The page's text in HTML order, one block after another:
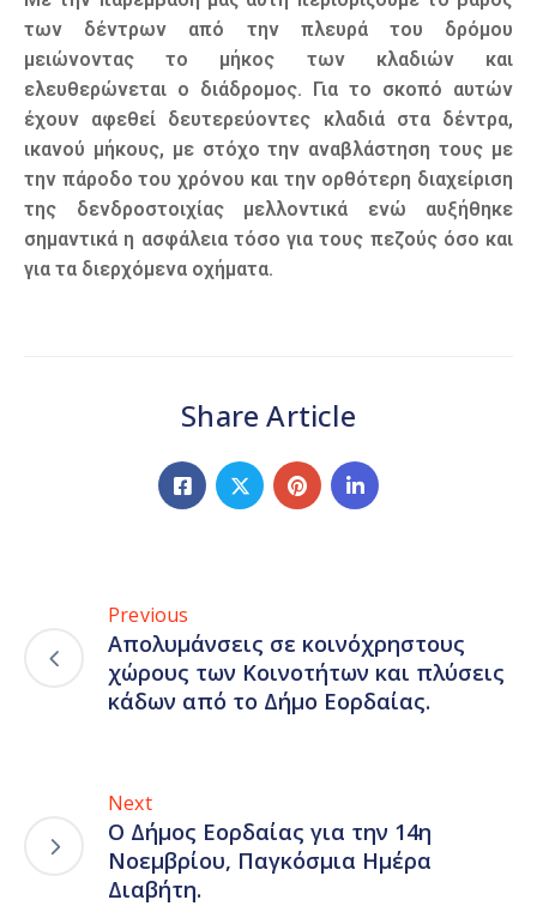
των δέντρων από την πλευρά του δρόμου
μειώνοντας το μήκος των κλαδιών και
ελευθερώνεται ο διάδρομος. Για το σκοπό αυτών
έχουν αφεθεί δευτερεύοντες κλαδιά στα δέντρα,
ικανού μήκους, με στόχο την αναβλάστηση τους με
την πάροδο του χρόνου και την ορθότερη διαχείριση
της δενδροστοιχίας μελλοντικά ενώ αυξήθηκε
σημαντικά η ασφάλεια τόσο για τους πεζούς όσο και
για τα διερχόμενα οχήματα.
Share Article
Previous
Απολυμάνσεις σε κοινόχρηστους
χώρους των Κοινοτήτων και πλύσεις
κάδων από το Δήμο Εορδαίας.
Next
Ο Δήμος Εορδαίας για την 14η
Νοεμβρίου, Παγκόσμια Ημέρα
Διαβήτη.